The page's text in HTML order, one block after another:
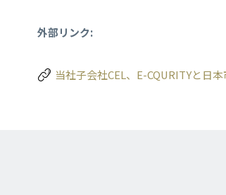
外部リンク:
当社子会社CEL、E-CQURITYと日